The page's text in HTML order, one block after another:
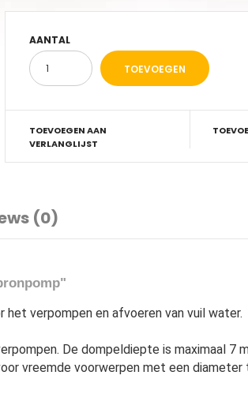
AANTAL
TOEVOEGEN AAN
VERLANGLIJST
(0)
verpompen en afvoeren van vuil water.
De dompeldiepte is maximaal 7
vreemde voorwerpen met een